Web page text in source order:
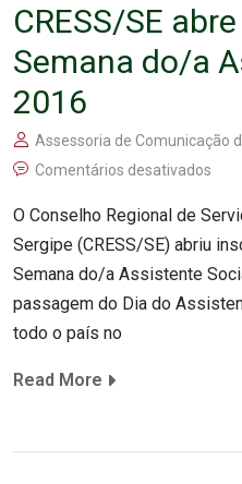
CRESS/SE
Semana do/a
2016
Assessoria de Comunicação
Comentários desativados
O Conselho Regional de
Sergipe (CRESS/SE) abriu
Semana do/a Assistente
passagem do Dia do
todo o país no
Read More